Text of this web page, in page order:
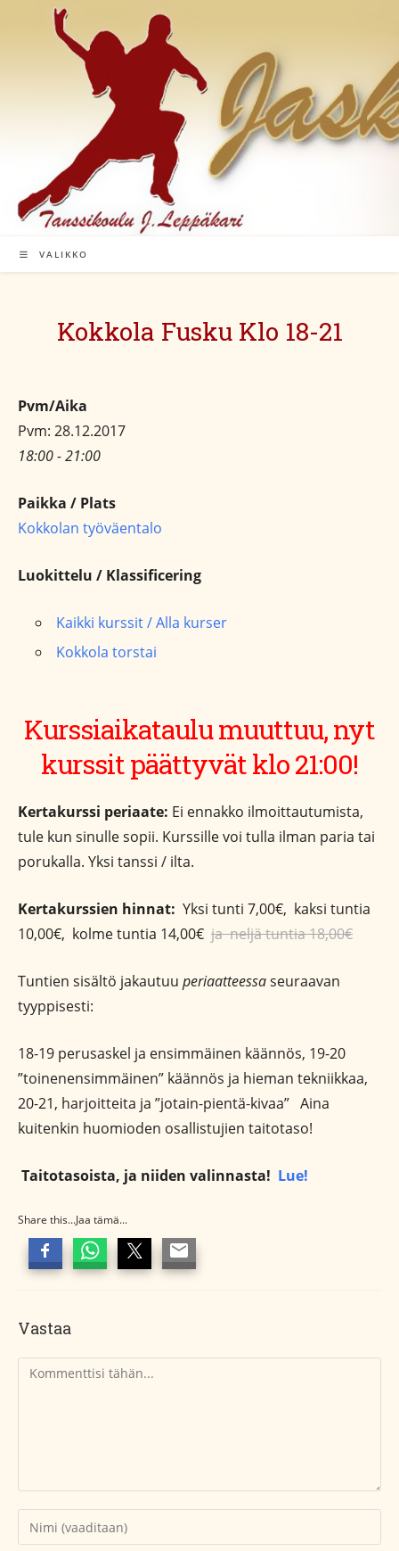
VALIKKO
Kokkola Fusku Klo 18-21
Pvm/Aika
Pvm: 28.12.2017
18:00 - 21:00
Paikka / Plats
Kokkolan työväentalo
Luokittelu / Klassificering
Kaikki kurssit / Alla kurser
Kokkola torstai
Kurssiaikataulu muuttuu, nyt
kurssit päättyvät klo 21:00!
Kertakurssi periaate: Ei ennakko ilmoittautumista,
tule kun sinulle sopii. Kurssille voi tulla ilman paria tai
porukalla. Yksi tanssi / ilta.
Kertakurssien hinnat: Yksi tunti 7,00€, kaksi tuntia
10,00€, kolme tuntia 14,00€ ja neljä tuntia 18,00€
Tuntien sisältö jakautuu periaatteessaseuraavan
tyyppisesti:
18-19 perusaskel ja ensimmäinen käännös, 19-20
”toinenensimmäinen” käännös ja hieman tekniikkaa,
20-21, harjoitteita ja ”jotain-pientä-kivaa” Aina
kuitenkin huomioden osallistujien taitotaso!
Taitotasoista, ja niiden valinnasta! Lue!
Share this...Jaa tämä...
Vastaa
Kommentti
Kirjoita
nimesi